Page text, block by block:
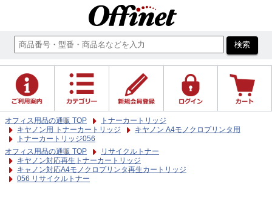
オフィス用品の通販 TOP
トナーカートリッジ
キヤノン用 トナーカートリッジ
キヤノン A4モノクロプリンタ用
トナーカートリッジ056
オフィス用品の通販 TOP
リサイクルトナー
キヤノン対応再生トナーカートリッジ
キャノン対応A4モノクロプリンタ再生カートリッジ
056 リサイクルトナー